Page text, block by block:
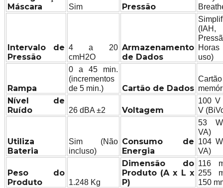
Máscara
Sim
Pressão
Intervalo de
Pressão
4 a 20
cmH2O
Armazenamento
de Dados
(IAH,
uso)
Rampa
0 a 45 min.
(incrementos
de 5 min.)
Cartão de Dados
Nível de
Ruído
26 dBA ±2 Voltagem
100 V
V
Utiliza
Bateria
Sim (Não
incluso)
Consumo de
Energia
53
VA)
104
VA)
Peso do
Produto
1.248 Kg
Dimensão do
Produto (A x L x
P)
116
255
150